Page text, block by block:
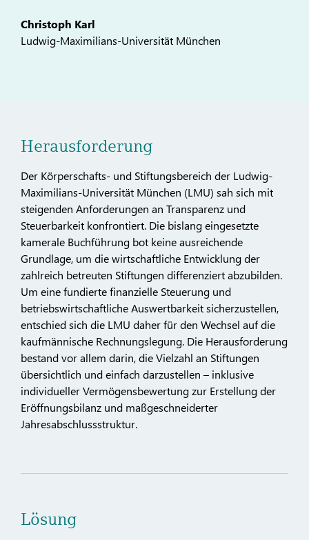
Christoph Karl
Ludwig-Maximilians-Universität München
Herausforderung
Der Körperschafts- und Stiftungsbereich der Ludwig-
Maximilians-Universität München (LMU) sah sich mit
steigenden Anforderungen an Transparenz und
Steuerbarkeit konfrontiert. Die bislang eingesetzte
kamerale Buchführung bot keine ausreichende
Grundlage, um die wirtschaftliche Entwicklung der
zahlreich betreuten Stiftungen differenziert abzubilden.
Um eine fundierte finanzielle Steuerung und
betriebswirtschaftliche Auswertbarkeit sicherzustellen,
entschied sich die LMU daher für den Wechsel auf die
kaufmännische Rechnungslegung. Die Herausforderung
bestand vor allem darin, die Vielzahl an Stiftungen
übersichtlich und einfach darzustellen – inklusive
individueller Vermögensbewertung zur Erstellung der
Eröffnungsbilanz und maßgeschneiderter
Jahresabschlussstruktur.
Lösung